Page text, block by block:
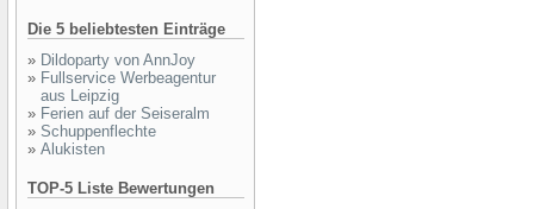
Die 5 beliebtesten Einträge
» Dildoparty von AnnJoy
» Fullservice Werbeagentur
aus Leipzig
» Ferien auf der Seiseralm
» Schuppenflechte
» Alukisten
TOP-5 Liste Bewertungen